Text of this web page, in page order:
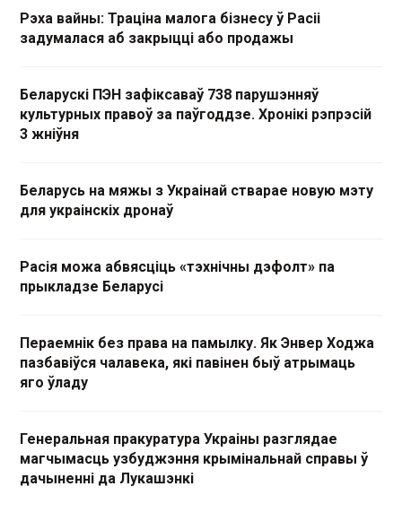
Рэха вайны: Траціна малога бізнесу ў Расіі
задумалася аб закрыцці або продажы
Беларускі ПЭН зафіксаваў 738 парушэнняў
культурных правоў за паўгоддзе. Хронікі рэпрэсій
3 жніўня
Беларусь на мяжы з Украінай стварае новую мэту
для украінскіх дронаў
Расія можа абвясціць «тэхнічны дэфолт» па
прыкладзе Беларусі
Пераемнік без права на памылку. Як Энвер Ходжа
пазбавіўся чалавека, які павінен быў атрымаць
яго ўладу
Генеральная пракуратура Украіны разглядае
магчымасць узбуджэння крымінальнай справы ў
дачыненні да Лукашэнкі